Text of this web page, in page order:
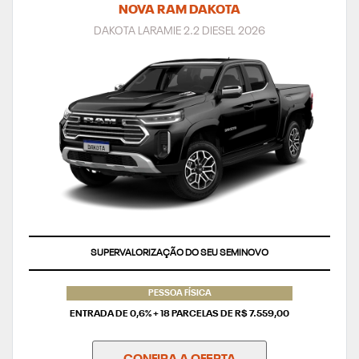
NOVA RAM DAKOTA
DAKOTA LARAMIE 2.2 DIESEL 2026
SUPERVALORIZAÇÃO DO SEU SEMINOVO
PESSOA FÍSICA
ENTRADA DE 0,6% + 18 PARCELAS DE R$ 7.559,00